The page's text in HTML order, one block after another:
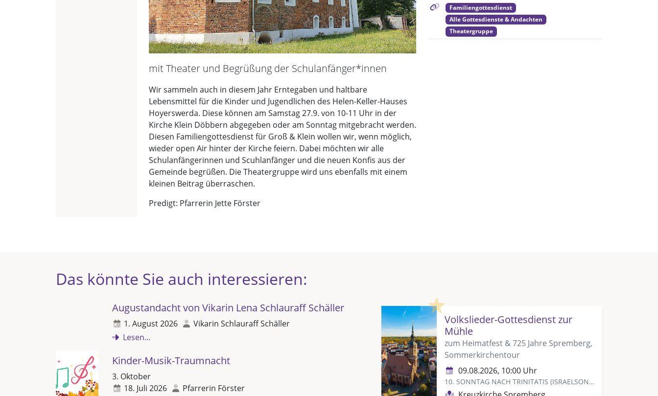
mit Theater und Begrüßung der Schulanfänger*innen
Wir sammeln auch in diesem Jahr Erntegaben und haltbare
Lebensmittel für die Kinder und Jugendlichen des Helen-Keller-Hauses
Hoyerswerda. Diese können am Samstag 27.9. von 10-11 Uhr in der
Kirche Klein Döbbern abgegeben oder am Sonntag mitgebracht werden.
Diesen Familiengottesdienst für Groß & Klein wollen wir, wenn möglich,
wieder open Air hinter der Kirche feiern. Dabei möchten wir alle
Schulanfängerinnen und Scuhlanfänger und die neuen Konfis aus der
Gemeinde begrüßen. Die Theatergruppe wird uns ebenfalls mit einem
kleinen Beitrag überraschen.
Predigt: Pfarrerin Jette Förster
Familiengottesdienst
Alle Gottesdienste & Andachten
Theatergruppe
Das könnte Sie auch interessieren:
Highlight
Volkslieder-Gottesdienst zur
Mühle
zum Heimatfest & 725 Jahre Spremberg,
Sommerkirchentour
09.08.2026, 10:00 Uhr
10. SONNTAG NACH TRINITATIS (ISRAELSONNTAG)
Augustandacht von Vikarin Lena Schlauraff Schäller
1. August 2026
Vikarin Schlauraff Schäller
Lesen...
Kinder-Musik-Traumnacht
3. Oktober
18. Juli 2026
Pfarrerin Förster